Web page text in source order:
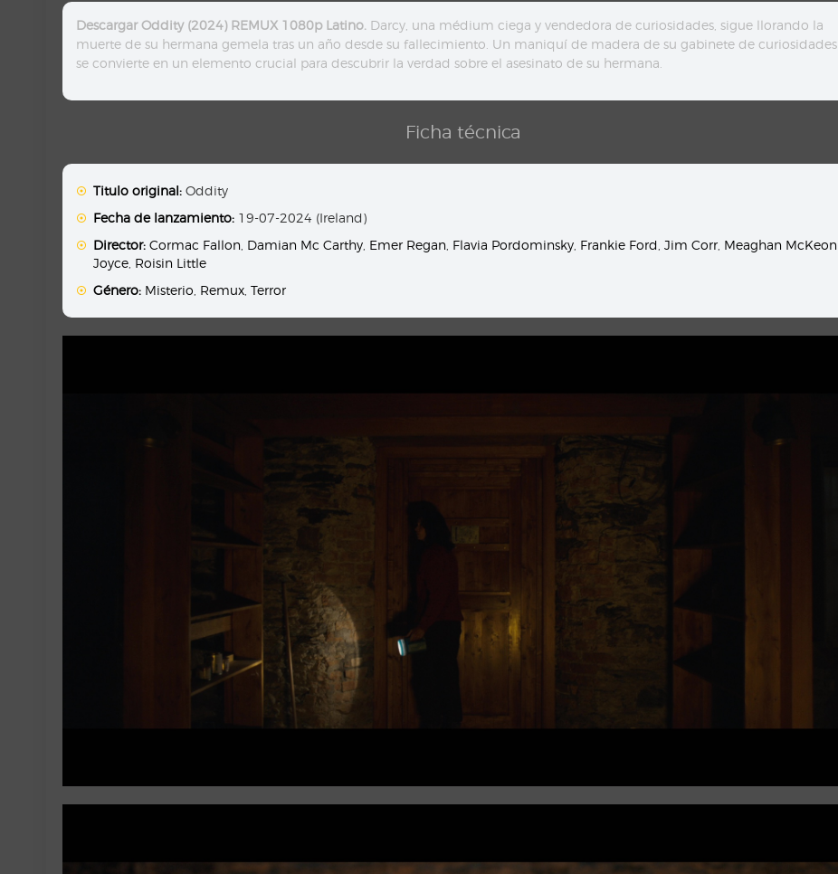
Descargar Oddity (2024) REMUX 1080p Latino. Darcy, una médium ciega y vendedora de curiosidades, sigue llorando la
muerte de su hermana gemela tras un año desde su fallecimiento. Un maniquí de madera de su gabinete de curiosidades
se convierte en un elemento crucial para descubrir la verdad sobre el asesinato de su hermana.
Ficha técnica
Titulo original: Oddity
Fecha de lanzamiento: 19-07-2024 (Ireland)
Director: Cormac Fallon Damian Mc Carthy Emer Regan Flavia Pordominsky Frankie Ford ,Jim Corr Meaghan McKeon
Joyce Roisin Little
Género: Misterio Remux ,Terror